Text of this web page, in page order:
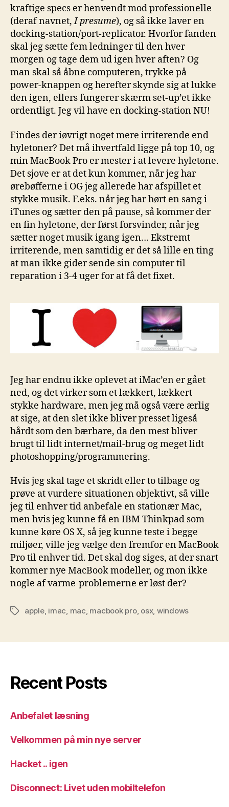
kraftige specs er henvendt mod professionelle
(deraf navnet,I presume), og så ikke laver en
docking-station/port-replicator. Hvorfor fanden
skal jeg sætte fem ledninger til den hver
morgen og tage dem ud igen hver aften? Og
man skal så åbne computeren, trykke på
power-knappen og herefter skynde sig at lukke
den igen, ellers fungerer skærm set-up’et ikke
ordentligt. Jeg vil have en docking-station NU!
Findes der iøvrigt noget mere irriterende end
hyletoner? Det må ihvertfald ligge på top 10, og
min MacBook Pro er mester i at levere hyletone.
Det sjove er at det kun kommer, når jeg har
ørebøfferne i OG jeg allerede har afspillet et
stykke musik. F.eks. når jeg har hørt en sang i
iTunes og sætter den på pause, så kommer der
en fin hyletone, der først forsvinder, når jeg
sætter noget musik igang igen… Ekstremt
irriterende, men samtidig er det så lille en ting
at man ikke gider sende sin computer til
reparation i 3-4 uger for at få det fixet.
Jeg har endnu ikke oplevet at iMac’en er gået
ned, og det virker som et lækkert, lækkert
stykke hardware, men jeg må også være ærlig
at sige, at den slet ikke bliver presset ligeså
hårdt som den bærbare, da den mest bliver
brugt til lidt internet/mail-brug og meget lidt
photoshopping/programmering.
Hvis jeg skal tage et skridt eller to tilbage og
prøve at vurdere situationen objektivt, så ville
jeg til enhver tid anbefale en stationær Mac,
men hvis jeg kunne få en IBM Thinkpad som
kunne køre OS X, så jeg kunne teste i begge
miljøer, ville jeg vælge den fremfor en MacBook
Pro til enhver tid. Det skal dog siges, at der snart
kommer nye MacBook modeller, og mon ikke
nogle af varme-problemerne er løst der?
Tagsapple, imac, mac, macbook pro, osx, windows
Recent Posts
Anbefalet læsning
Velkommen på min nye server
Hacket .. igen
Disconnect: Livet uden mobiltelefon